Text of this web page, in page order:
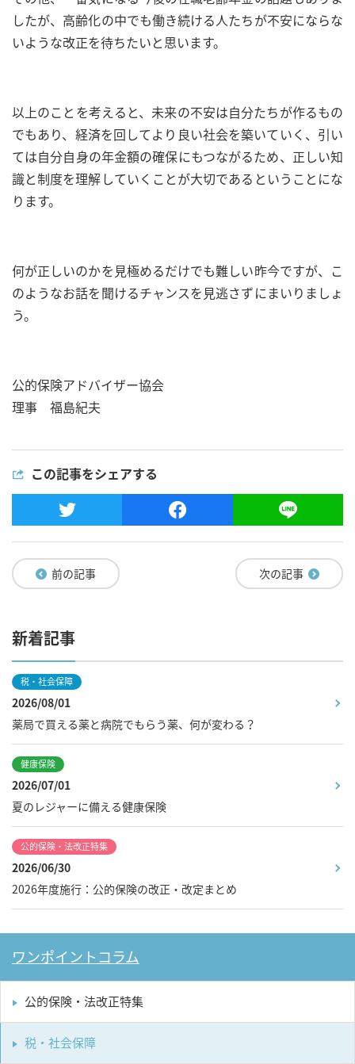
したが、高齢化の中でも働き続ける人たちが不安にならな
いような改正を待ちたいと思います。
以上のことを考えると、未来の不安は自分たちが作るもの
でもあり、経済を回してより良い社会を築いていく、引い
ては自分自身の年金額の確保にもつながるため、正しい知
識と制度を理解していくことが大切であるということにな
ります。
何が正しいのかを見極めるだけでも難しい昨今ですが、こ
のようなお話を聞けるチャンスを見逃さずにまいりましょ
う。
公的保険アドバイザー協会
理事 福島紀夫
この記事をシェアする
前の記事 次の記事
ワンポイントコラム
公的保険・法改正特集
税・社会保障
新着記事
2026/08/01
税・社会保障
薬局で買える薬と病院でもらう薬、何が変わる？
2026/07/01
健康保険
夏のレジャーに備える健康保険
2026/06/30
公的保険・法改正特集
2026年度施行：公的保険の改正・改定まとめ